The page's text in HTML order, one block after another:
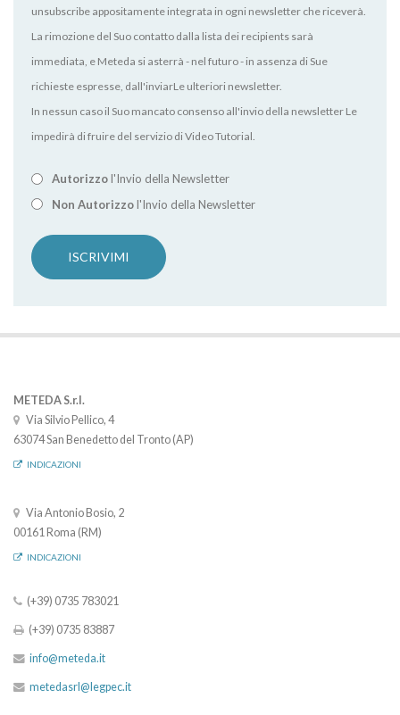
unsubscribe appositamente integrata in ogni newsletter che riceverà.
La rimozione del Suo contatto dalla lista dei recipients sarà
immediata, e Meteda si asterrà - nel futuro - in assenza di Sue
richieste espresse, dall'inviarLe ulteriori newsletter.
In nessun caso il Suo mancato consenso all'invio della newsletter Le
impedirà di fruire del servizio di Video Tutorial.
Autorizzol'Invio della Newsletter
Non Autorizzol'Invio della Newsletter
METEDA S.r.l.
Via Silvio Pellico, 4
63074 San Benedetto del Tronto (AP)
INDICAZIONI
Via Antonio Bosio, 2
00161 Roma (RM)
INDICAZIONI
(+39) 0735 783021
(+39) 0735 83887
info@meteda.it
metedasrl@legpec.it